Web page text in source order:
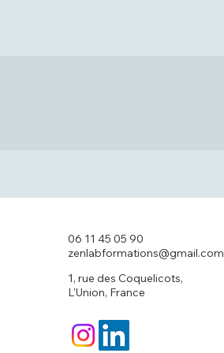
06 11 45 05 90
zenlabformations@gmail.com
1, rue des Coquelicots,
L'Union, France